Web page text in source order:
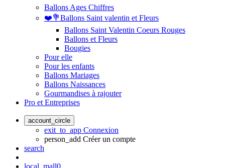
Ballons Ages Chiffres
❤️💐Ballons Saint valentin et Fleurs
Ballons Saint Valentin Coeurs Rouges
Ballons et Fleurs
Bougies
Pour elle
Pour les enfants
Ballons Mariages
Ballons Naissances
Gourmandises à rajouter
Pro et Entreprises
account_circle
exit_to_app Connexion
person_add Créer un compte
search
local_mall0